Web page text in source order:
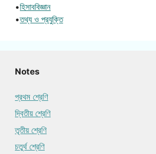
•হিসাববিজ্ঞান
•তথ্য ও প্রযুক্তি
Notes
প্রথম শ্রেণি
দ্বিতীয় শ্রেণি
তৃতীয় শ্রেণি
চতুর্থ শ্রেণি